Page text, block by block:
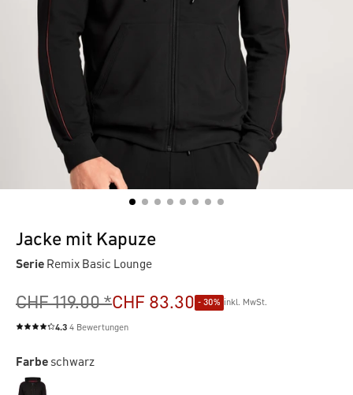
Jacke mit Kapuze
Serie Remix Basic Lounge
CHF 119.00 *CHF 83.30 - 30% inkl. MwSt.
Durchschnittliche Bewertung von 4.3 von 5 Sternen
4.3 4 Bewertungen
Farbeschwarz